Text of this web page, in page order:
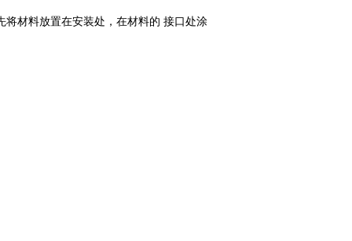
材料放置在安装处，在材料的 接口处涂